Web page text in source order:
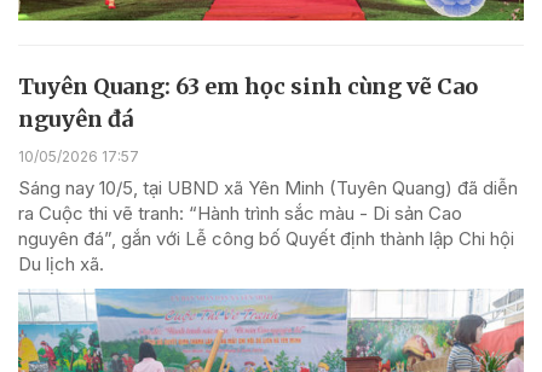
Tuyên Quang: 63 em học sinh cùng vẽ Cao
nguyên đá
10/05/2026 17:57
Sáng nay 10/5, tại UBND xã Yên Minh (Tuyên Quang) đã diễn
ra Cuộc thi vẽ tranh: “Hành trình sắc màu - Di sản Cao
nguyên đá”, gắn với Lễ công bố Quyết định thành lập Chi hội
Du lịch xã.